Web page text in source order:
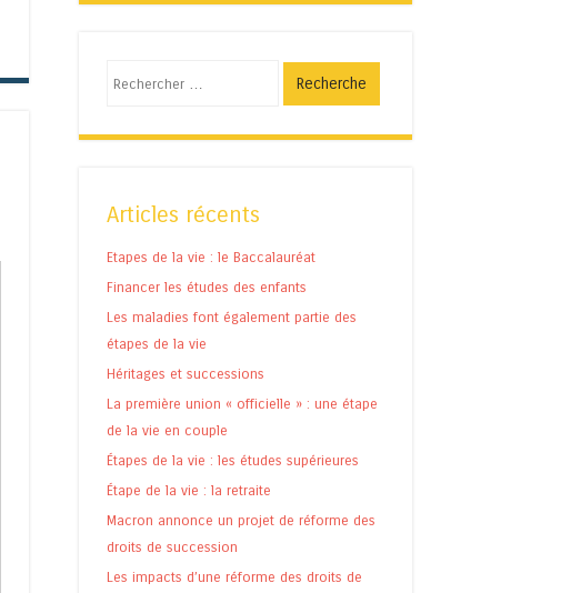
Articles récents
Etapes de la vie : le Baccalauréat
Financer les études des enfants
Les maladies font également partie des
étapes de la vie
Héritages et successions
La première union « officielle » : une étape
de la vie en couple
Étapes de la vie : les études supérieures
Étape de la vie : la retraite
Macron annonce un projet de réforme des
droits de succession
Les impacts d’une réforme des droits de